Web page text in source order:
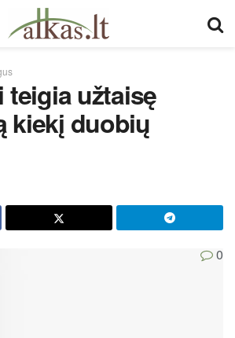
teigia užtaisę
kiekį duobių
0